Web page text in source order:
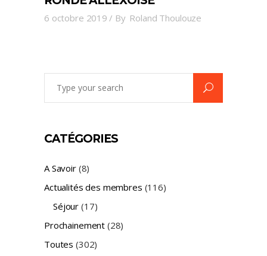
6 octobre 2019 By Roland Thoulouze
CATÉGORIES
A Savoir(8)
Actualités des membres (116)
Séjour (17)
Prochainement (28)
Toutes (302)